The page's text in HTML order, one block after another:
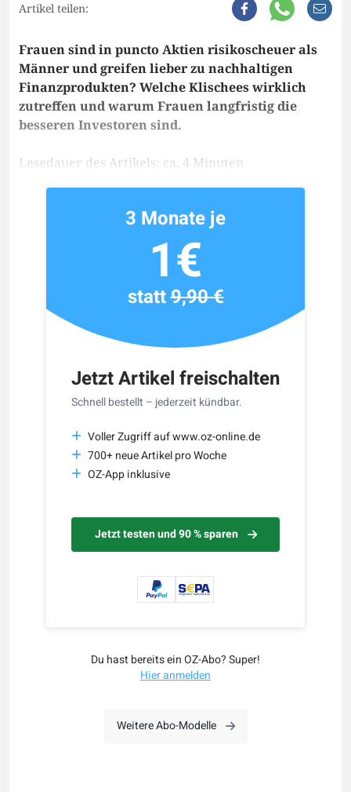
Artikel teilen:
Frauen sind in puncto Aktien risikoscheuer als
Männer und greifen lieber zu nachhaltigen
Finanzprodukten? Welche Klischees wirklich
zutreffen und warum Frauen langfristig die
besseren Investoren sind.
Lesedauer des Artikels: ca. 4 Minuten
Jetzt Artikel freischalten
Schnell bestellt – jederzeit kündbar.
Voller Zugriff auf www.oz-online.de
700+ neue Artikel pro Woche
OZ-App inklusive
Jetzt testen und 90 % sparen
3 Monate je
1€
statt9,90 €
Du hast bereits ein OZ-Abo? Super!
Hier anmelden
Weitere Abo-Modelle